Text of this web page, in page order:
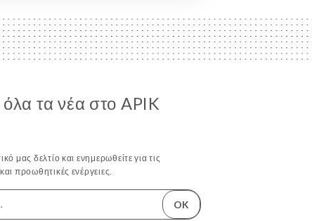
τα νέα στο APIK
μας δελτίο και ενημερωθείτε για τις
προωθητικές ενέργειες.
OK